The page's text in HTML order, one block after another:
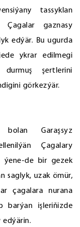
tassyklan
gaznasy
edýär. Bu ugurda
ykrar edilmegi
şertlerini
görkezýär.
Garaşsyz
Çagalary
ýene-de bir gezek
saglyk, uzak ömür,
çagalara nurana
barýan işleriňizde
edýärin.